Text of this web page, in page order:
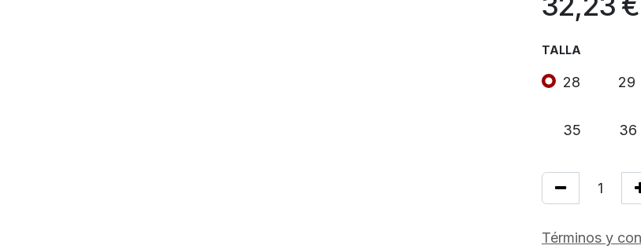
TALLA
28 29
35 36
Términos y